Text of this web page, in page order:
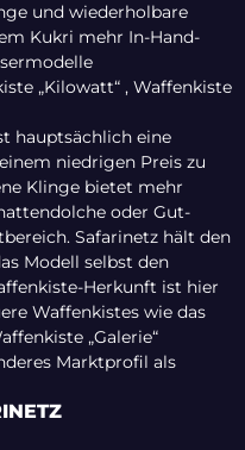
und wiederholbare
Kukri mehr In-Hand-
„Kilowatt“ , Waffenkiste
hauptsächlich eine
niedrigen Preis zu
Klinge bietet mehr
oder Gut-
Safarinetz hält den
Modell selbst den
Herkunft ist hier
Waffenkistes wie das
„Galerie“
Marktprofil als